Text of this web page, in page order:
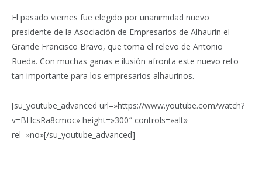
El pasado viernes fue elegido por unanimidad nuevo
presidente de la Asociación de Empresarios de Alhaurín el
Grande Francisco Bravo, que toma el relevo de Antonio
Rueda. Con muchas ganas e ilusión afronta este nuevo reto
tan importante para los empresarios alhaurinos.
[su_youtube_advanced url=»https://www.youtube.com/watch?
v=BHcsRa8cmoc» height=»300″ controls=»alt»
rel=»no»[/su_youtube_advanced]